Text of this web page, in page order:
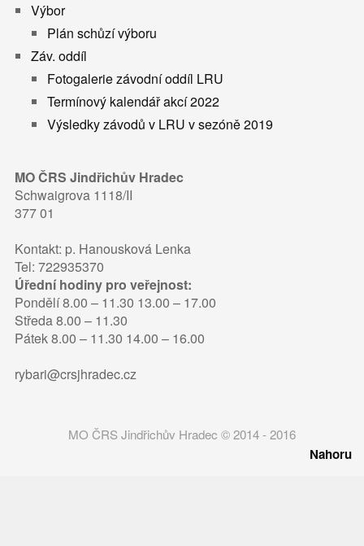
Výbor
Plán schůzí výboru
Záv. oddíl
Fotogalerie závodní oddíl LRU
Termínový kalendář akcí 2022
Výsledky závodů v LRU v sezóně 2019
MO ČRS Jindřichův Hradec
Schwaigrova 1118/II
377 01
Kontakt: p. Hanousková Lenka
Tel: 722935370
Úřední hodiny pro veřejnost:
Pondělí 8.00 – 11.30 13.00 – 17.00
Středa 8.00 – 11.30
Pátek 8.00 – 11.30 14.00 – 16.00
rybari@crsjhradec.cz
MO ČRS Jindřichův Hradec © 2014 - 2016
Nahoru